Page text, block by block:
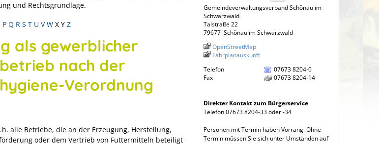
und Rechtsgrundlage.
P Q R S T U V W X Y Z
als gewerblicher
nach der
Verordnung
alle Betriebe, die an der Erzeugung, Herstellung,
oder dem Vertrieb von Futtermitteln beteiligt
Gemeindeverwaltungsverband Schönau im
Schwarzwald
Talstraße 22
79677 Schönau im Schwarzwald
OpenStreetMap
Fahrplanauskunft
Telefon
07673 8204-0
Fax
07673 8204-14
Direkter Kontakt zum Bürgerservice
Telefon 07673 8204-33 oder -34
Personen mit Termin haben Vorrang. Ohne
Termin müssen Sie sich unter Umständen auf